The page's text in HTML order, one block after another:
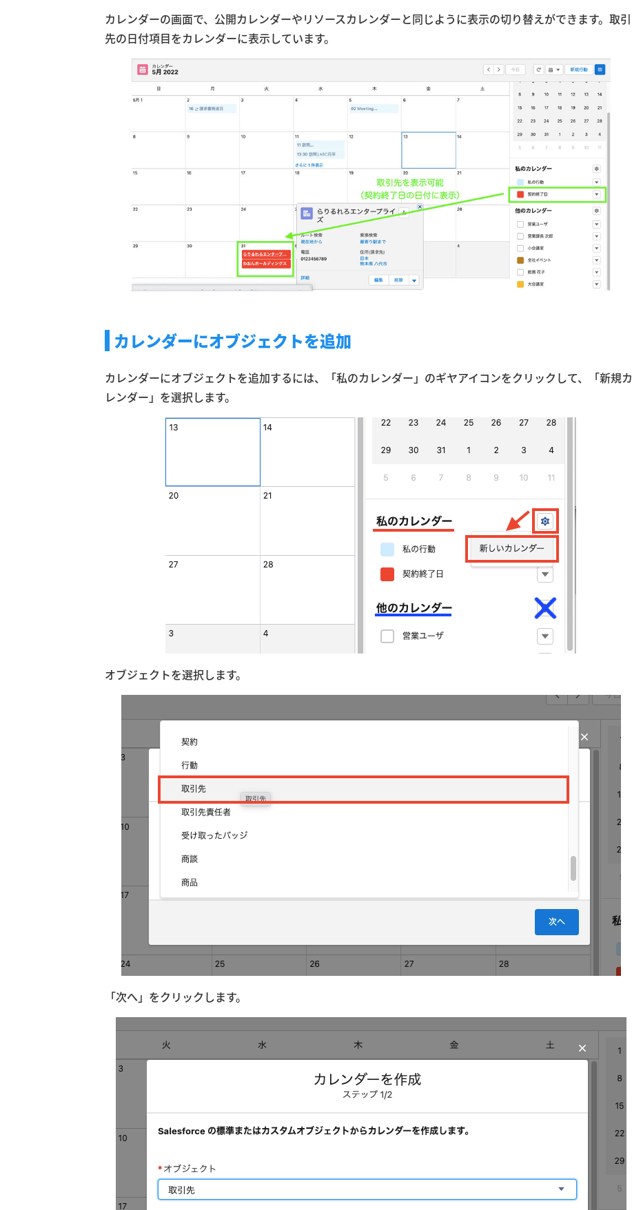
カレンダーの画面で、公開カレンダーやリソースカレンダーと同じように表示の切り替えができます。取引
先の日付項目をカレンダーに表示しています。
カレンダーにオブジェクトを追加
カレンダーにオブジェクトを追加するには、「私のカレンダー」のギヤアイコンをクリックして、「新規カ
レンダー」を選択します。
オブジェクトを選択します。
「次へ」をクリックします。